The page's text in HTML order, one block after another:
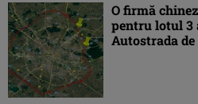
O firmă
pentru lotul 3
Autostrada